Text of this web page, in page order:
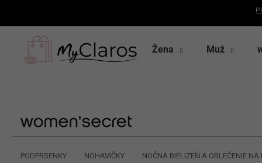
Žena Muž
PODPRSENKY NOHAVIČKY NOČNÁ BIELIZEŇ A OBLEČENIE NA
o
do
obchodu
do
obchodu